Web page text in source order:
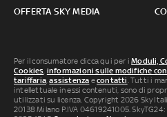
OFFERTA SKY MEDIA
Per il consumatore clicca qui per iModuli,
Cookies, informazioni sulle modifiche
tariffaria,assistenza econtatti. Tutti i
intellettuale in essi contenuti, sono di
utilizzati su licenza. Copyright 2026 Sky
20138 Milano P.IVA 04619241005.